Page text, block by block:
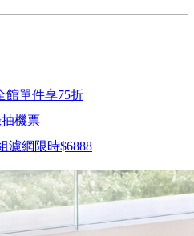
館單件享75折
抽機票
濾網限時$6888